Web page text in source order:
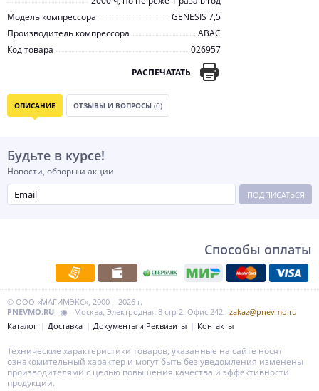
Модель компрессора
GENESIS 7,5
Производитель компрессора
ABAC
Код товара
026957
РАСПЕЧАТАТЬ
ОПИСАНИЕ ОТЗЫВЫ И ВОПРОСЫ (0)
Будьте в курсе!
Новости, обзоры и акции
ПОДПИСАТЬСЯ
Способы оплаты
© ООО «МАГИМЭКС», 2000 – 2026 г.
PNEVMO.RU –◉– Москва, Электродная 8 стр 2. Офис 242. zakaz@pnevmo.ru
Каталог
Доставка Документы и Реквизиты Контакты
Технические характеристики товаров, указанные на сайте носят
ознакомительный характер и могут быть без уведомления изменены
производителями с целью повышения качества и эффективности
продукции.